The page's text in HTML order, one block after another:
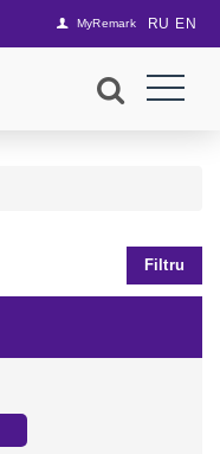
MyRemark RU EN
Filtru